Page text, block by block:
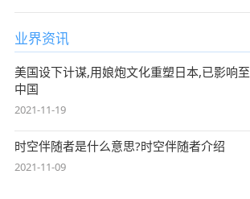
业界资讯
美国设下计谋,用娘炮文化重塑日本,已影响至
中国
2021-11-19
时空伴随者是什么意思?时空伴随者介绍
2021-11-09